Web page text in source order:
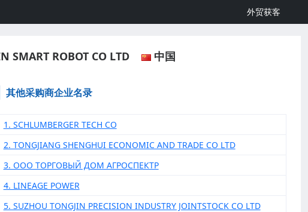
外贸获客
SMART ROBOT CO LTD 中国
其他采购商企业名录
1. SCHLUMBERGER TECH CO
2. TONGJIANG SHENGHUI ECONOMIC AND TRADE CO LTD
3. ООО ТОРГОВЫЙ ДОМ АГРОСПЕКТР
4. LINEAGE POWER
5. SUZHOU TONGJIN PRECISION INDUSTRY JOINTSTOCK CO LTD